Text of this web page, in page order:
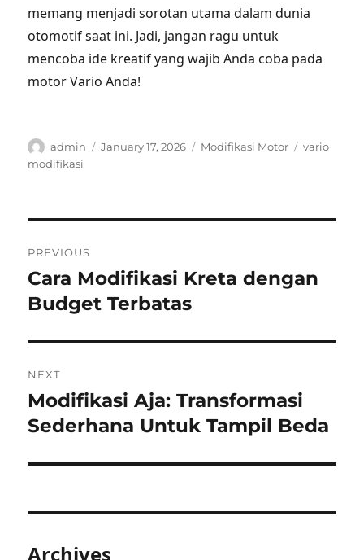
memang menjadi sorotan utama dalam dunia
otomotif saat ini. Jadi, jangan ragu untuk
mencoba ide kreatif yang wajib Anda coba pada
motor Vario Anda!
Author
admin
Posted
January 17, 2026 Categories
Modifikasi Motor Tags
vario
modifikasi
navigation
PREVIOUS
Previous
post:
Cara Modifikasi Kreta dengan
Budget Terbatas
NEXT
Next
post:
Modifikasi Aja: Transformasi
Sederhana Untuk Tampil Beda
Archives